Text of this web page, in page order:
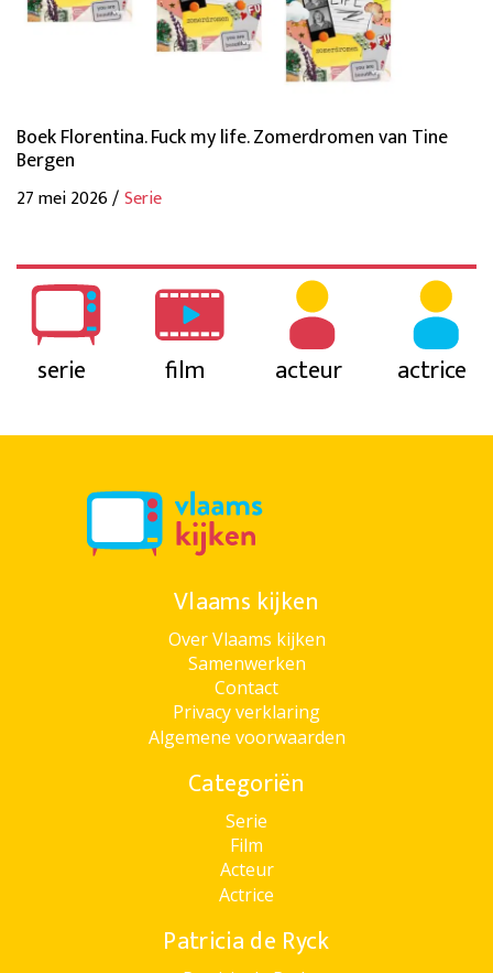
Boek Florentina. Fuck my life. Zomerdromen van Tine
Bergen
27 mei 2026 /Serie
serie film acteur actrice
Vlaams kijken
Over Vlaams kijken
Samenwerken
Contact
Privacy verklaring
Algemene voorwaarden
Categoriën
Serie
Film
Acteur
Actrice
Patricia de Ryck